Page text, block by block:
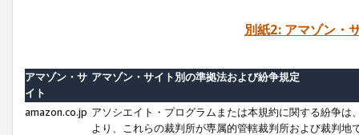
別紙2: アマゾン・
アマゾン・サ
イト
アマゾン・サイト別の準拠法および紛争規定
amazon.co.jp アソシエイト・プログラムまたは本規約に関する紛争
より、これらの裁判所が専属的管轄裁判所および裁判